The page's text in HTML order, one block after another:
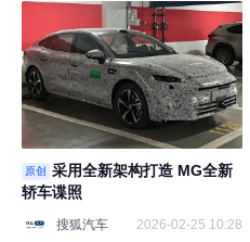
原创
采用全新架构打造 MG全新
轿车谍照
搜狐汽车 2026-02-25 10:28